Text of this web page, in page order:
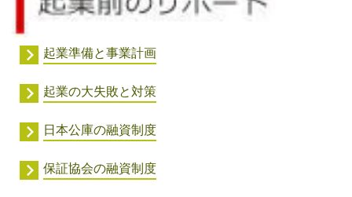
起業準備と事業計画
起業の大失敗と対策
日本公庫の融資制度
保証協会の融資制度